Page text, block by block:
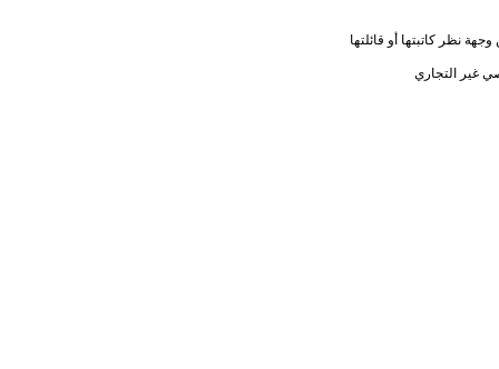
نظر كاتبتها أو قائلتها
غير التجاري